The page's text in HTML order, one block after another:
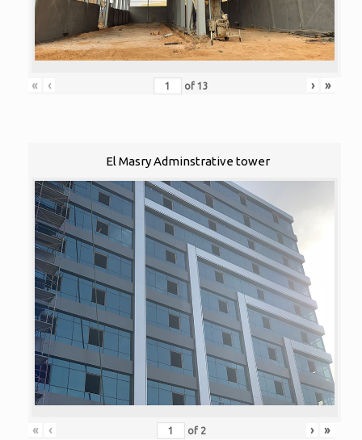
« ‹ of 13 › »
El Masry Adminstrative tower
« ‹ of 2 › »